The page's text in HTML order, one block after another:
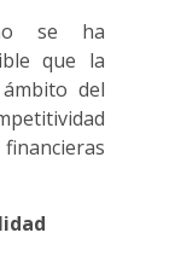
se ha
que la
del